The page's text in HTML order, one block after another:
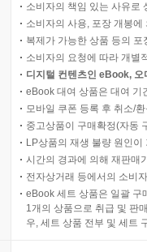
소비자의 책임 있는 사유로
소비자의 사용, 포장 개봉
복제가 가능한 상품 등의
소비자의 요청에 따라 개별
디지털 컨텐츠인 eBook,
eBook 대여 상품은 대여 기
모바일 쿠폰 등록 후 취소/
중고상품이 구매확정(자동
LP상품의 재생 불량 원인
시간의 경과에 의해 재판매
전자상거래 등에서의 소비
eBook 세트 상품은 일괄 구
1개의 상품으로 취급 및 판
우, 세트 상품 전부 및 세트